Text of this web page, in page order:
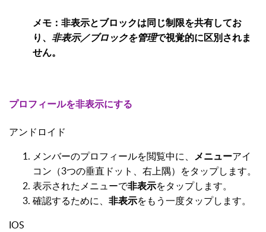
メモ：非表示とブロックは同じ制限を共有してお
り、 非表示／ブロックを管理で視覚的に区別されま
せん。
プロフィールを非表示にする
アンドロイド
メンバーのプロフィールを閲覧中に、 メニューアイ
コン（3つの垂直ドット、右上隅）をタップします。
表示されたメニューで非表示をタップします。
確認するために、 非表示をもう一度タップします。
IOS